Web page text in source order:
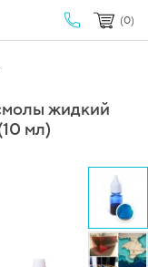
(0)
жидкий
мл)